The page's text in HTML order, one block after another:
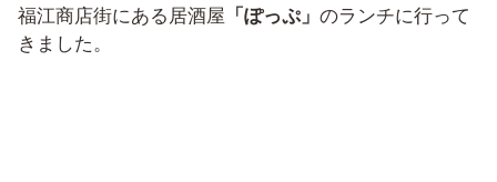
福江商店街にある居酒屋 「ぽっぷ」 のランチに行って
きました。